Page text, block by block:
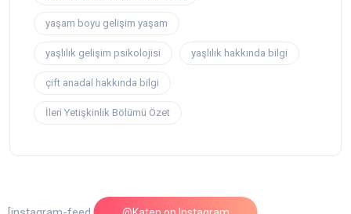
yaşam boyu gelişim yaşam
yaşlılık gelişim psikolojisi yaşlılık hakkında bilgi
çift anadal hakkında bilgi
İleri Yetişkinlik Bölümü Özet